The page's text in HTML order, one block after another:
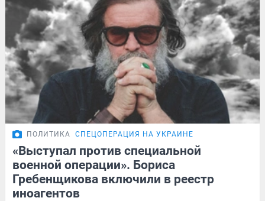
ПОЛИТИКА СПЕЦОПЕРАЦИЯ НА УКРАИНЕ
«Выступал против специальной
военной операции». Бориса
Гребенщикова включили в реестр
иноагентов